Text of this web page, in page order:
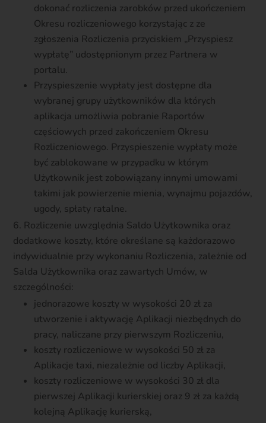
dokonać rozliczenia zarobków przed ukończeniem
Okresu rozliczeniowego korzystając z ze
zgłoszenia Rozliczenia przyciskiem „Przyspiesz
wypłatę” udostępnionym przez Partnera w
portalu.
Przyspieszenie wypłaty jest dostępne dla
wybranej grupy użytkowników dla których
aplikacja umożliwia pobranie Raportów
częściowych przed zakończeniem Okresu
Rozliczeniowego. Przyspieszenie wypłaty może
być zablokowane w przypadku w którym
Użytkownik jest zobowiązany innymi umowami
takimi jak powierzenie mienia, wynajmu pojazdów,
ugody, spłaty ratalne.
Rozliczenie uwzględnia Saldo Użytkownika oraz
dodatkowe koszty, które określane są każdorazowo
indywidualnie przy wykonaniu Rozliczenia, zależnie od
Salda Użytkownika oraz zawartych Umów, w
szczególności:
jednorazowe koszty w wysokości 20 zł za
utworzenie i aktywację Aplikacji niezbędnych do
pracy, naliczane przy pierwszym Rozliczeniu,
koszty rozliczeniowe w wysokości 50 zł za
Aplikacje taxi, niezależnie od liczby Aplikacji,
koszty rozliczeniowe w wysokości 30 zł dla
pierwszej Aplikacji kurierskiej oraz 9 zł za każdą
kolejną Aplikację kurierską,